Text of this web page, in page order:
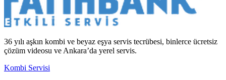
36 yılı aşkın kombi ve beyaz eşya servis tecrübesi, binlerce ücretsiz
çözüm videosu ve Ankara’da yerel servis.
Kombi Servisi